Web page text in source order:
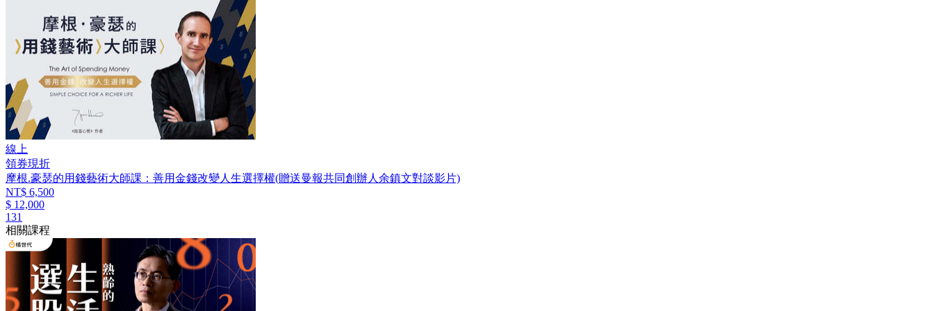
線上
領券現折
摩根.豪瑟的用錢藝術大師課：善用金錢改變人生選擇權(贈送曼報共同創辦人余鎮文對談影片)
NT$ 6,500
$ 12,000
131
相關課程